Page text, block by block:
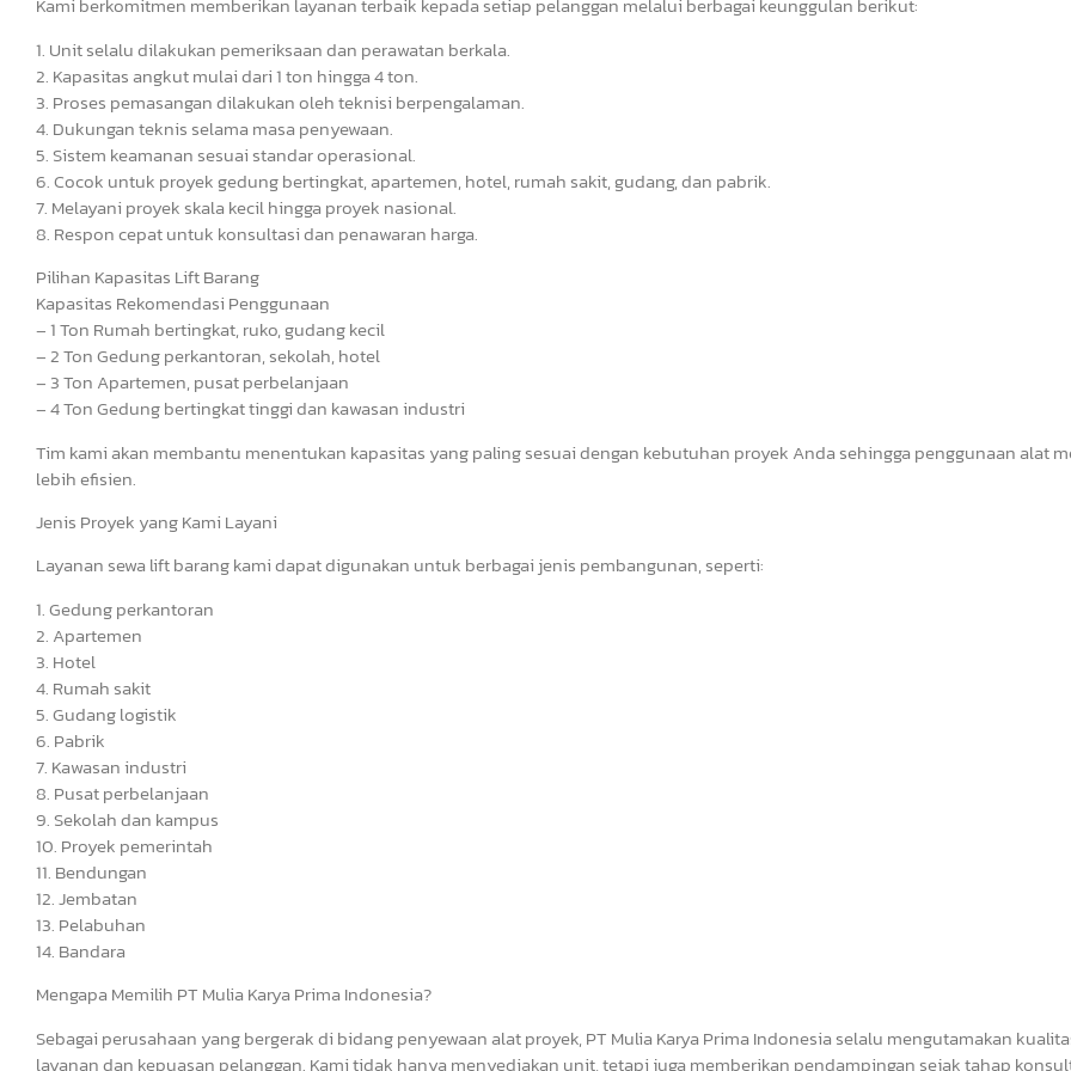
Kami berkomitmen memberikan layanan terbaik kepada setiap pelanggan melalui berbagai keunggulan berikut:
1. Unit selalu dilakukan pemeriksaan dan perawatan berkala.
2. Kapasitas angkut mulai dari 1 ton hingga 4 ton.
3. Proses pemasangan dilakukan oleh teknisi berpengalaman.
4. Dukungan teknis selama masa penyewaan.
5. Sistem keamanan sesuai standar operasional.
6. Cocok untuk proyek gedung bertingkat, apartemen, hotel, rumah sakit, gudang, dan pabrik.
7. Melayani proyek skala kecil hingga proyek nasional.
8. Respon cepat untuk konsultasi dan penawaran harga.
Pilihan Kapasitas Lift Barang
Kapasitas Rekomendasi Penggunaan
– 1 Ton Rumah bertingkat, ruko, gudang kecil
– 2 Ton Gedung perkantoran, sekolah, hotel
– 3 Ton Apartemen, pusat perbelanjaan
– 4 Ton Gedung bertingkat tinggi dan kawasan industri
Tim kami akan membantu menentukan kapasitas yang paling sesuai dengan kebutuhan proyek Anda sehingga penggunaan alat
lebih efisien.
Jenis Proyek yang Kami Layani
Layanan sewa lift barang kami dapat digunakan untuk berbagai jenis pembangunan, seperti:
1. Gedung perkantoran
2. Apartemen
3. Hotel
4. Rumah sakit
5. Gudang logistik
6. Pabrik
7. Kawasan industri
8. Pusat perbelanjaan
9. Sekolah dan kampus
10. Proyek pemerintah
11. Bendungan
12. Jembatan
13. Pelabuhan
14. Bandara
Mengapa Memilih PT Mulia Karya Prima Indonesia?
Sebagai perusahaan yang bergerak di bidang penyewaan alat proyek, PT Mulia Karya Prima Indonesia selalu mengutamakan
layanan dan kepuasan pelanggan. Kami tidak hanya menyediakan unit, tetapi juga memberikan pendampingan sejak tahap